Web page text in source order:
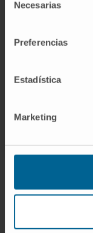
Necesarias
Preferencias
Estadística
MarketingOncología